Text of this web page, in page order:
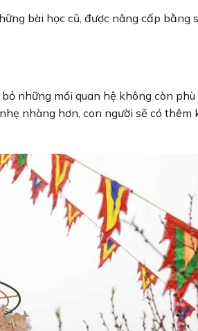
bài học cũ, được nâng cấp bằng
những mối quan hệ không còn
nhàng hơn, con người sẽ có thêm